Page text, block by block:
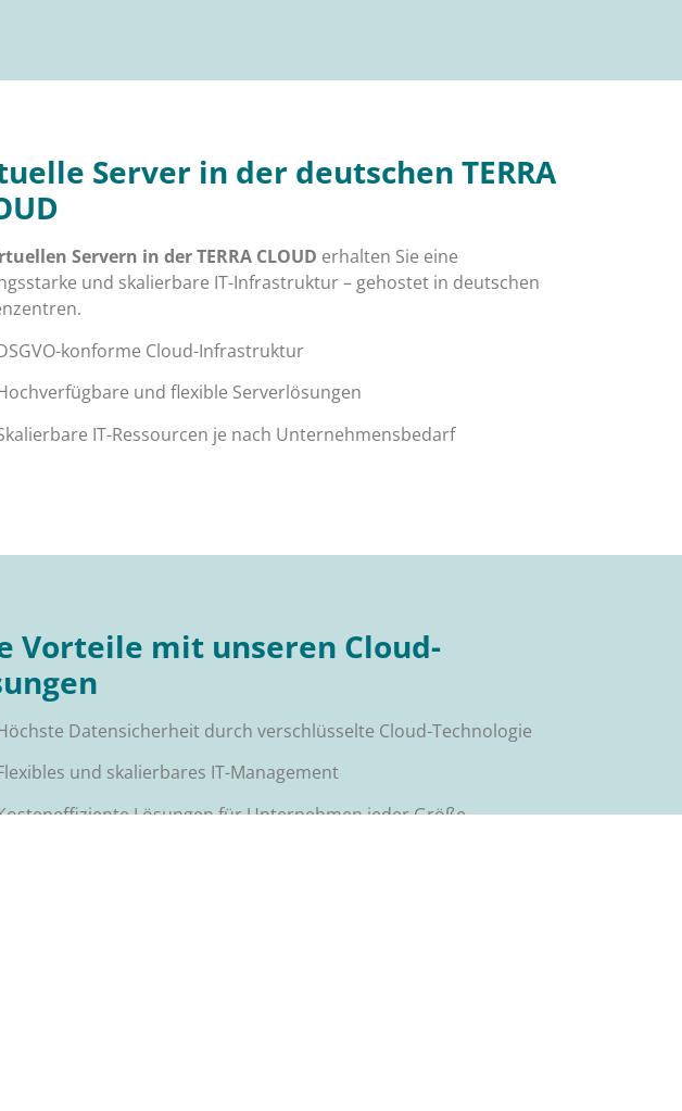
Server in der deutschen TERRA
Servern in der TERRA CLOUD erhalten Sie eine
und skalierbare IT-Infrastruktur – gehostet in deutschen
konforme Cloud-Infrastruktur
und flexible Serverlösungen
IT-Ressourcen je nach Unternehmensbedarf
Vorteile mit unseren Cloud-
Datensicherheit durch verschlüsselte Cloud-Technologie
und skalierbares IT-Management
Lösungen für Unternehmen jeder Größe